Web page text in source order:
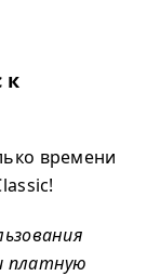
к
времени
платную